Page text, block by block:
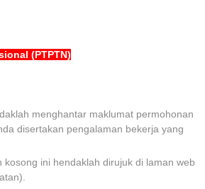
(PTPTN)
menghantar maklumat permohonan
disertakan pengalaman bekerja yang
ini hendaklah dirujuk di laman web